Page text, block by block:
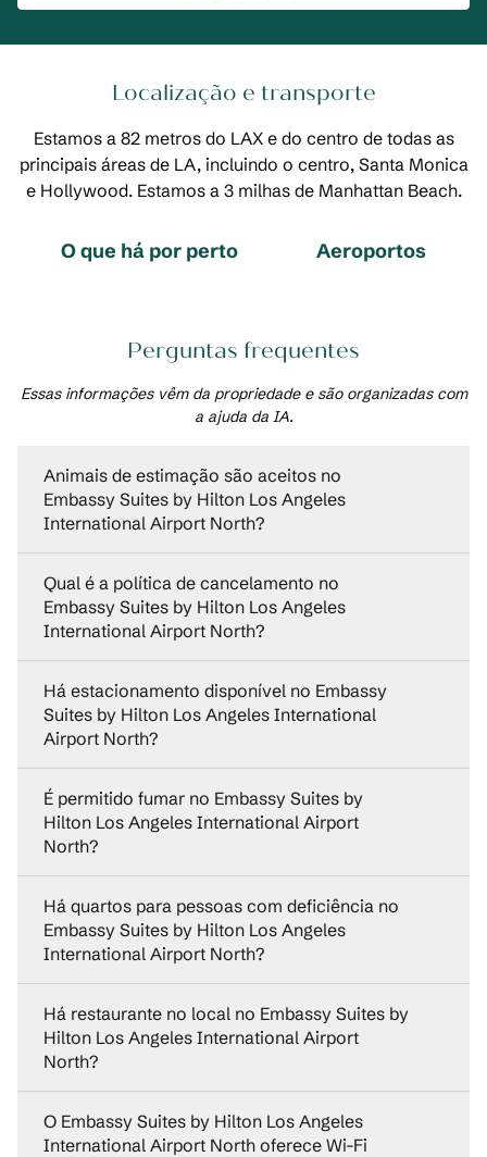
Localização e transporte
Estamos a 82 metros do LAX e do centro de todas as
principais áreas de LA, incluindo o centro, Santa Monica
e Hollywood. Estamos a 3 milhas de Manhattan Beach.
O que há por perto Aeroportos
Perguntas frequentes
Essas informações vêm da propriedade e são organizadas com
a ajuda da IA.
Animais de estimação são aceitos no
Embassy Suites by Hilton Los Angeles
International Airport North?
Qual é a política de cancelamento no
Embassy Suites by Hilton Los Angeles
International Airport North?
Há estacionamento disponível no Embassy
Suites by Hilton Los Angeles International
Airport North?
É permitido fumar no Embassy Suites by
Hilton Los Angeles International Airport
North?
Há quartos para pessoas com deficiência no
Embassy Suites by Hilton Los Angeles
International Airport North?
Há restaurante no local no Embassy Suites by
Hilton Los Angeles International Airport
North?
O Embassy Suites by Hilton Los Angeles
International Airport North oferece Wi-Fi